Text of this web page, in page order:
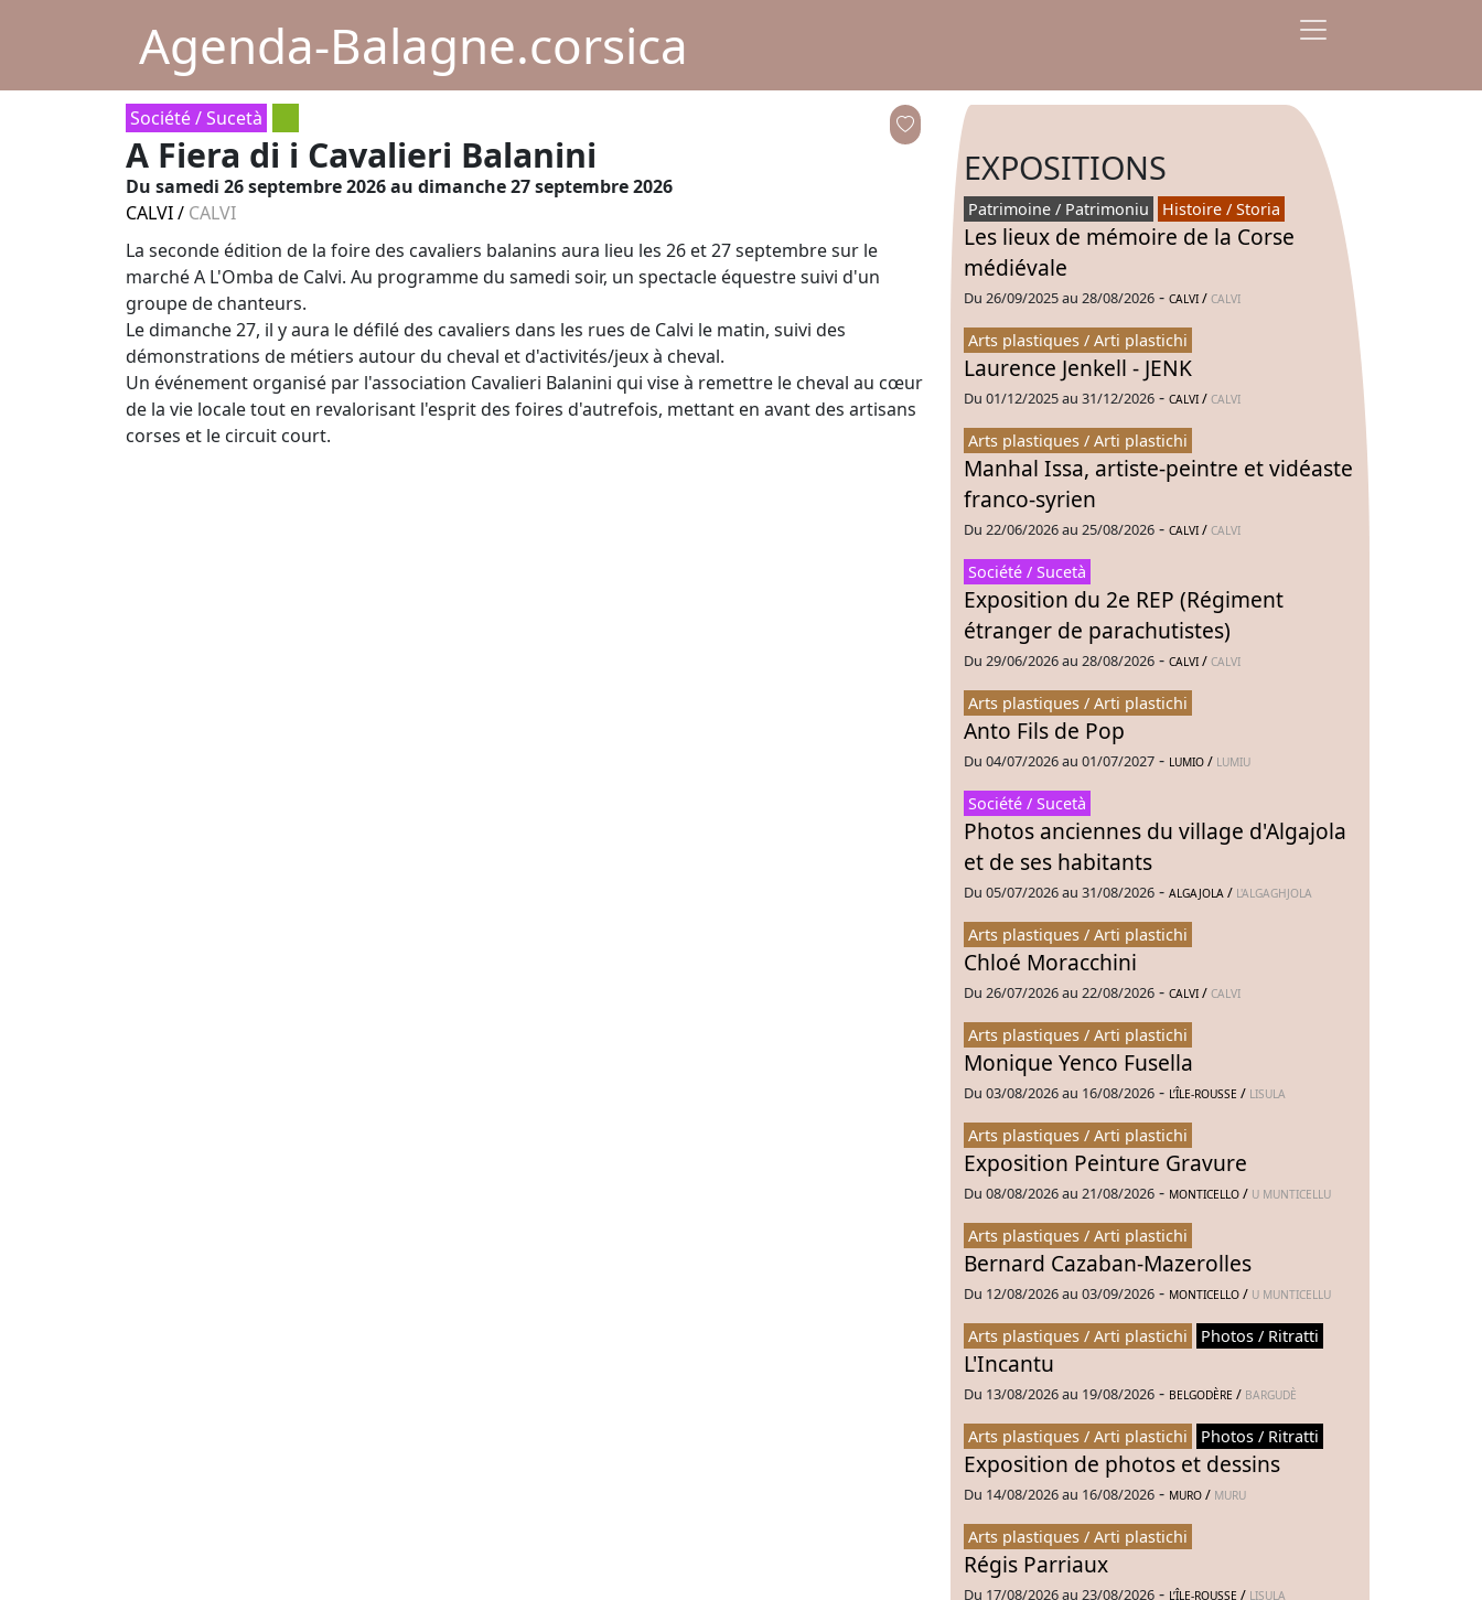
Agenda-Balagne.corsica
Société / Sucetà
A Fiera di i Cavalieri Balanini
Du samedi 26 septembre 2026au dimanche 27 septembre 2026
CALVI/ CALVI
La seconde édition de la foire des cavaliers balanins aura lieu les 26 et 27 septembre sur le
marché A L'Omba de Calvi. Au programme du samedi soir, un spectacle équestre suivi d'un
groupe de chanteurs.
Le dimanche 27, il y aura le défilé des cavaliers dans les rues de Calvi le matin, suivi des
démonstrations de métiers autour du cheval et d'activités/jeux à cheval.
Un événement organisé par l'association Cavalieri Balanini qui vise à remettre le cheval au cœur
de la vie locale tout en revalorisant l'esprit des foires d'autrefois, mettant en avant des artisans
corses et le circuit court.
EXPOSITIONS
Patrimoine / Patrimoniu Histoire / Storia
Les lieux de mémoire de la Corse
médiévale
Du 26/09/2025 au 28/08/2026 - CALVI / CALVI
Arts plastiques / Arti plastichi
Laurence Jenkell - JENK
Du 01/12/2025 au 31/12/2026 - CALVI / CALVI
Arts plastiques / Arti plastichi
Manhal Issa, artiste-peintre et vidéaste
franco-syrien
Du 22/06/2026 au 25/08/2026 - CALVI / CALVI
Société / Sucetà
Exposition du 2e REP (Régiment
étranger de parachutistes)
Du 29/06/2026 au 28/08/2026 - CALVI / CALVI
Arts plastiques / Arti plastichi
Anto Fils de Pop
Du 04/07/2026 au 01/07/2027 - LUMIO / LUMIU
Société / Sucetà
Photos anciennes du village d'Algajola
et de ses habitants
Du 05/07/2026 au 31/08/2026 - ALGAJOLA / L'ALGAGHJOLA
Arts plastiques / Arti plastichi
Chloé Moracchini
Du 26/07/2026 au 22/08/2026 - CALVI / CALVI
Arts plastiques / Arti plastichi
Monique Yenco Fusella
Du 03/08/2026 au 16/08/2026 - L’ÎLE-ROUSSE / LISULA
Arts plastiques / Arti plastichi
Exposition Peinture Gravure
Du 08/08/2026 au 21/08/2026 - MONTICELLO / U MUNTICELLU
Arts plastiques / Arti plastichi
Bernard Cazaban-Mazerolles
Du 12/08/2026 au 03/09/2026 - MONTICELLO / U MUNTICELLU
Arts plastiques / Arti plastichi Photos / Ritratti
L'Incantu
Du 13/08/2026 au 19/08/2026 - BELGODÈRE / BARGUDÈ
Arts plastiques / Arti plastichi Photos / Ritratti
Exposition de photos et dessins
Du 14/08/2026 au 16/08/2026 - MURO / MURU
Arts plastiques / Arti plastichi
Régis Parriaux
Du 17/08/2026 au 23/08/2026 - L’ÎLE-ROUSSE / LISULA